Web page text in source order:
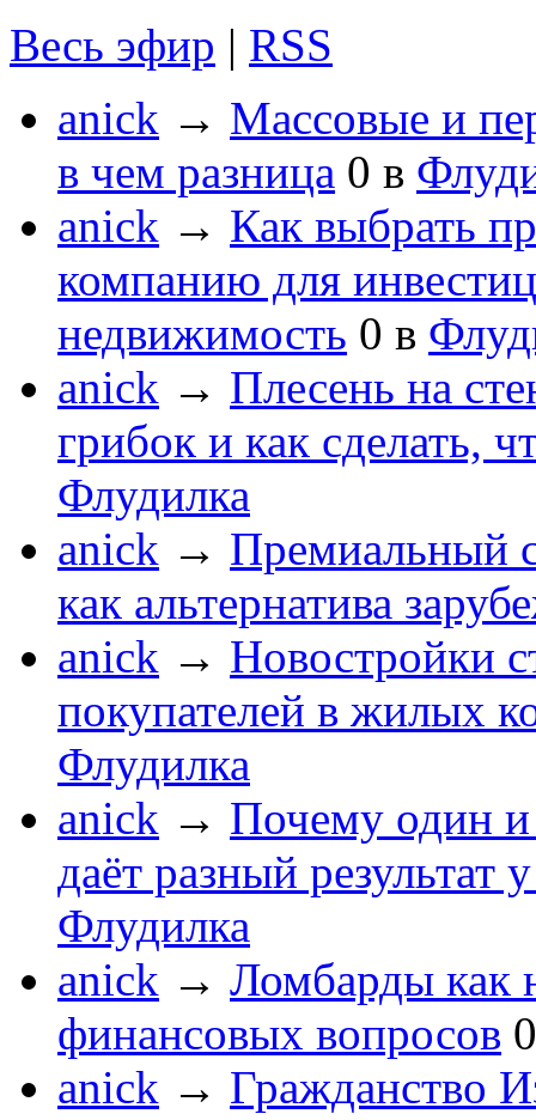
Весь эфир | RSS
anick → Массовые и
в чем разница 0 в
anick → Как выбрать
компанию для
недвижимость 0 в
anick → Плесень на
грибок и как сделать,
Флудилка
anick → Премиальный
как альтернатива
anick → Новостройки
покупателей в жилых
Флудилка
anick → Почему один и
даёт разный результат
Флудилка
anick → Ломбарды как
финансовых вопросов 0
anick → Гражданство